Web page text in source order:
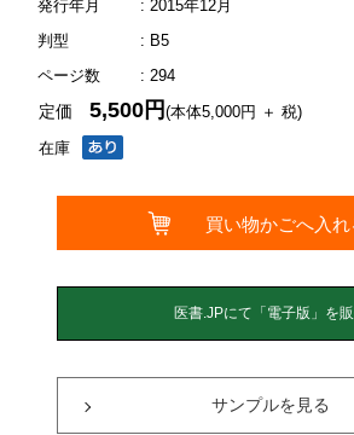
発行年月
: 2015年12月
判型
: B5
ページ数
: 294
在庫
定価5,500円(本体5,000円 ＋ 税)
サンプルを見る